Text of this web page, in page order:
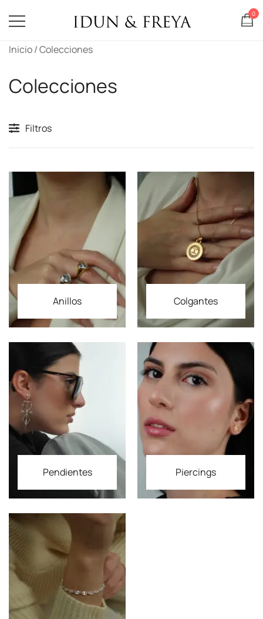
Saltar
contenido
0
Inicio/ Colecciones
Colecciones
Filtros
Anillos Colgantes
Pendientes Piercings